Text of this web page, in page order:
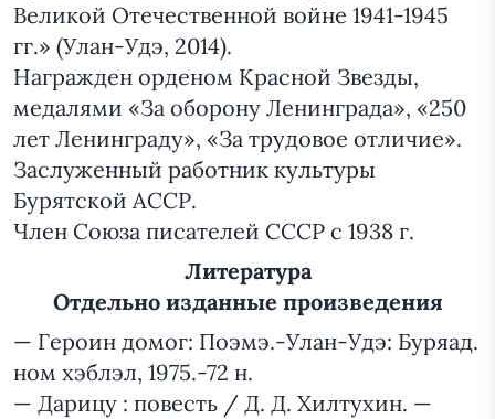
Великой Отечественной войне 1941-1945
гг.» (Улан-Удэ, 2014).
Награжден орденом Красной Звезды,
медалями «За оборону Ленинграда», «250
лет Ленинграду», «За трудовое отличие».
Заслуженный работник культуры
Бурятской АССР.
Член Союза писателей СССР с 1938 г.
Литература
Отдельно изданные произведения
— Героин домог: Поэмэ.-Улан-Удэ: Буряад.
ном хэблэл, 1975.-72 н.
— Дарицу : повесть / Д. Д. Хилтухин. —